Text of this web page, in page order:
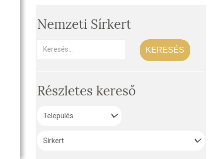
Nemzeti Sírkert
KERESÉS
Részletes kereső